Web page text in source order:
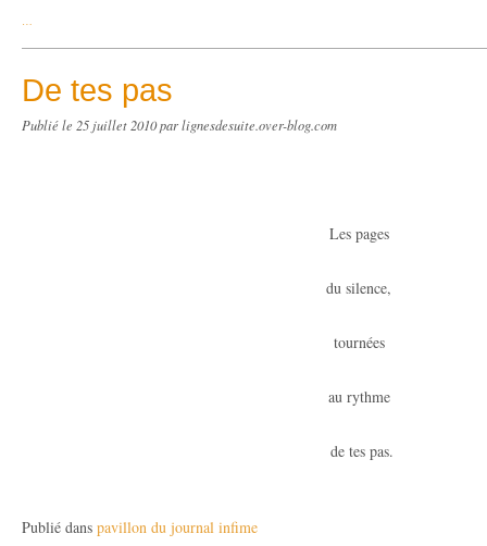
…
De tes pas
Publié le 25 juillet 2010par lignesdesuite.over-blog.com
Les pages
du silence,
tournées
au rythme
de tes pas.
Publié dans pavillon du journal infime